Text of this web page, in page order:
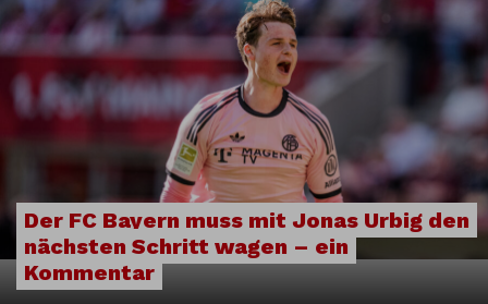
Der FC Bayern muss mit Jonas Urbig den
nächsten Schritt wagen – ein
Kommentar